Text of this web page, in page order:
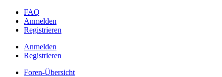
FAQ
Anmelden
Registrieren
Anmelden
Registrieren
Foren-Übersicht